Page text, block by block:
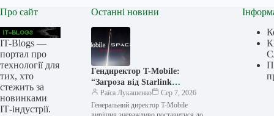
Про сайт
IT-Blogs —
портал про
технології для
тих, хто
стежить за
новинками
ІТ-індустрії.
Останні новини
Гендиректор T-Mobile:
“Загроза від Starlink
перебільшена”, а вихід SpaceX
на ринок мобільних
Раїса Лукашенко
Сер 7, 2026
Генеральний директор T-Mobile